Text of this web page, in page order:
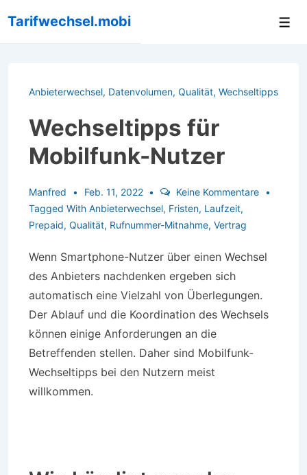
Zum
Tarifwechsel.mobi
Anbieterwechsel, Datenvolumen, Qualität, Wechseltipps
Wechseltipps für
Mobilfunk-Nutzer
Manfred Feb. 11, 2022
Keine Kommentare
Tagged With Anbieterwechsel, Fristen, Laufzeit,
Prepaid, Qualität, Rufnummer-Mitnahme, Vertrag
Wenn Smartphone-Nutzer über einen Wechsel
des Anbieters nachdenken ergeben sich
automatisch eine Vielzahl von Überlegungen.
Der Ablauf und die Koordination des Wechsels
können einige Anforderungen an die
Betreffenden stellen. Daher sind Mobilfunk-
Wechseltipps bei den Nutzern meist
willkommen.